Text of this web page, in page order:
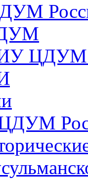
ЦДУМ
ЦДУМ